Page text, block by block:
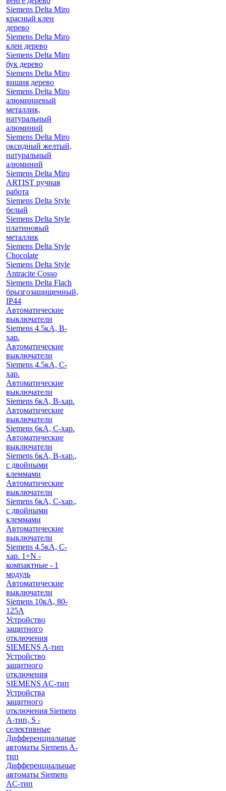
Siemens Delta Miro
красный клен
дерево
Siemens Delta Miro
клен дерево
Siemens Delta Miro
бук дерево
Siemens Delta Miro
вишня дерево
Siemens Delta Miro
алюминиевый
металлик,
натуральный
алюминий
Siemens Delta Miro
оксидный желтый,
натуральный
алюминий
Siemens Delta Miro
ARTIST ручная
работа
Siemens Delta Style
белый
Siemens Delta Style
платиновый
металлик
Siemens Delta Style
Chocolate
Siemens Delta Style
Antracite Cosso
Siemens Delta Flach
брызгозащищенный,
IP44
Автоматические
выключатели
Siemens 4.5кА, B-
хар.
Автоматические
выключатели
Siemens 4.5кА, C-
хар.
Автоматические
выключатели
Siemens 6кА, B-хар.
Автоматические
выключатели
Siemens 6кА, С-хар.
Автоматические
выключатели
Siemens 6кА, B-хар.,
с двойными
клеммами
Автоматические
выключатели
Siemens 6кА, C-хар.,
с двойными
клеммами
Автоматические
выключатели
Siemens 4.5кА, C-
хар. 1+N -
компактные - 1
модуль
Автоматические
выключатели
Siemens 10кА, 80-
125A
Устройство
защитного
отключения
SIEMENS A-тип
Устройство
защитного
отключения
SIEMENS AС-тип
Устройства
защитного
отключения Siemens
A-тип, S -
селективные
Дифференциальные
автоматы Siemens A-
тип
Дифференциальные
автоматы Siemens
AС-тип